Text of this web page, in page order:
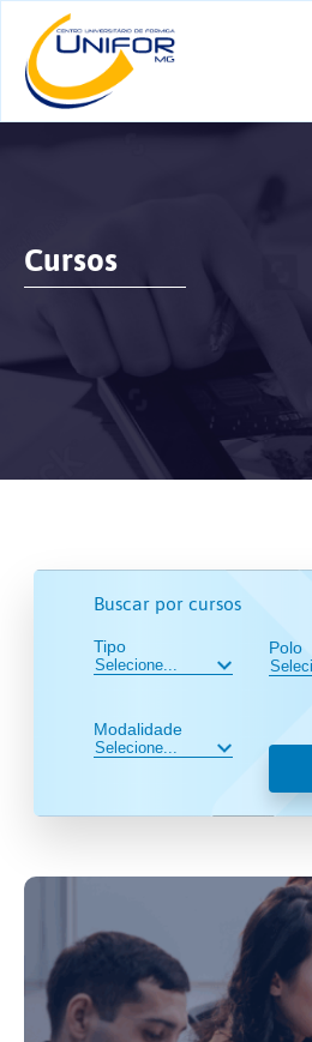
Cursos
Buscar por cursos
Tipo
Modalidade
Polo